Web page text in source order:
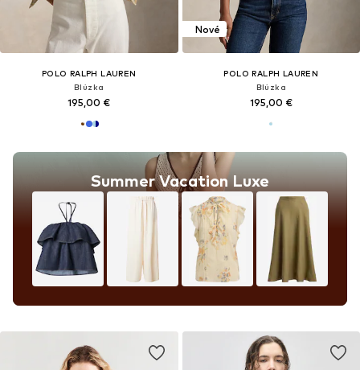
POLO RALPH LAUREN
Blúzka
195,00 €
Summer Vacation Luxe
Nové
POLO RALPH LAUREN
Blúzka
195,00 €